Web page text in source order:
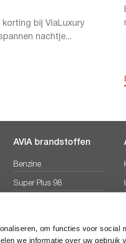
om functies voor social
we informatie over uw gebruik
korting bij ViaLuxury
nachtje...
AVIA brandstoffen
Benzine
Super Plus 98